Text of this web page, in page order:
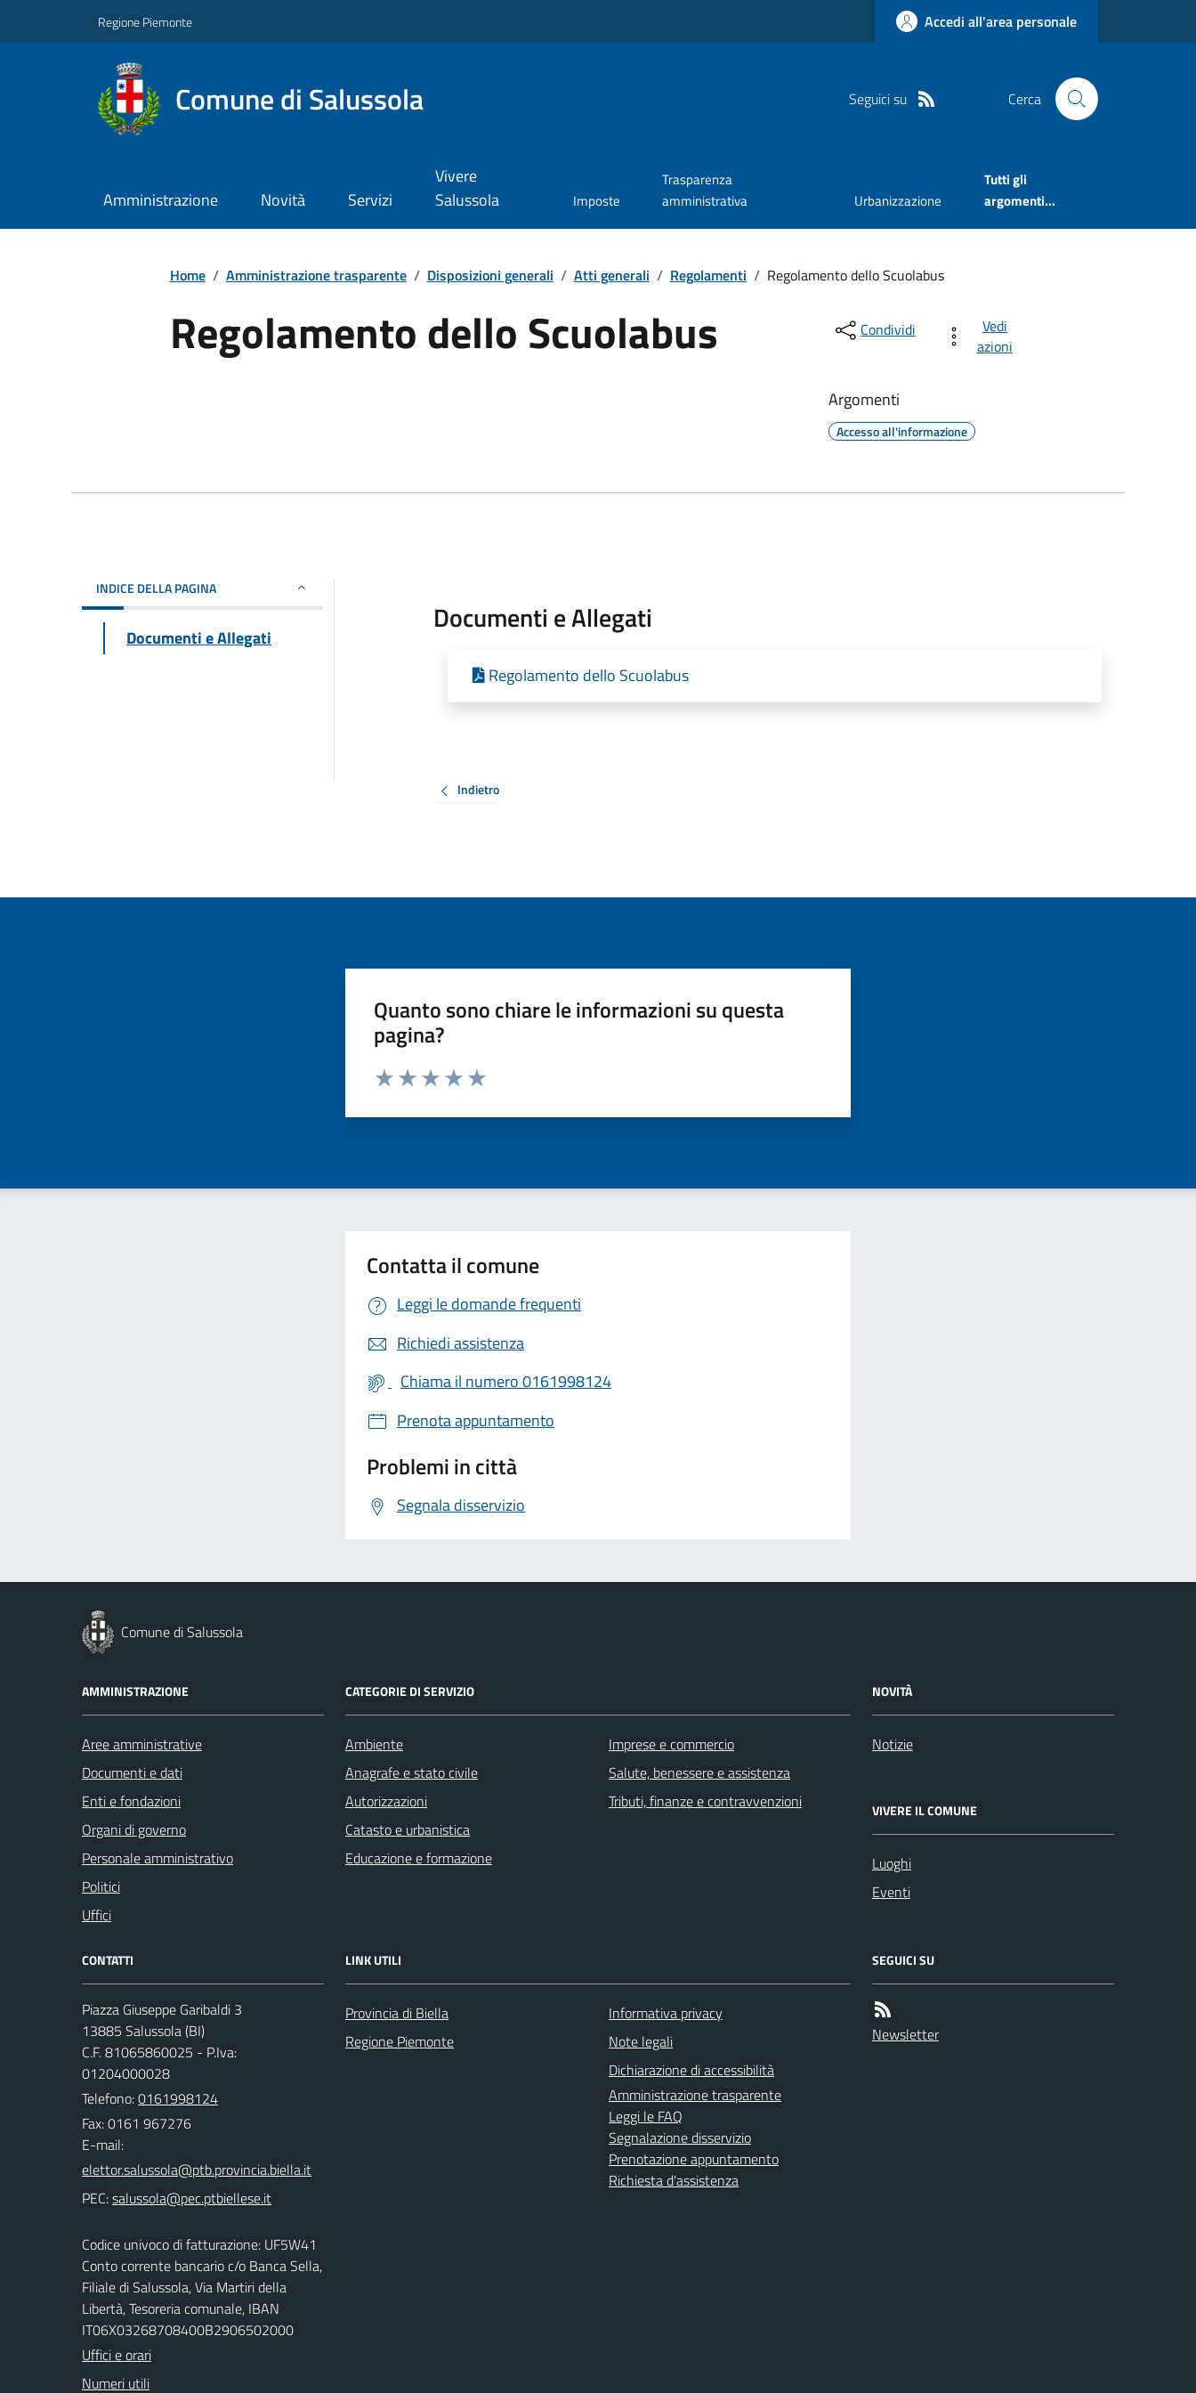
Regione Piemonte Accedi all'area personale
Comune di Salussola Seguici su Cerca
Amministrazione Novità Servizi
Vivere
Salussola
Imposte
Trasparenza
amministrativa
Urbanizzazione
Tutti gli
argomenti...
Home / Amministrazione trasparente / Disposizioni generali / Atti generali / Regolamenti / Regolamento dello Scuolabus
Regolamento dello Scuolabus Condividi
Vedi
azioni
Argomenti
Accesso all'informazione
INDICE DELLA PAGINA
Documenti e Allegati
Documenti e Allegati
Regolamento dello Scuolabus
Indietro
Quanto sono chiare le informazioni su questa
pagina?
Valuta da 1 a 5 stelle la pagina
Contatta il comune
Leggi le domande frequenti
Richiedi assistenza
Chiama il numero 0161998124
Prenota appuntamento
Problemi in città
Segnala disservizio
Comune di Salussola
AMMINISTRAZIONE
Aree amministrative
Documenti e dati
Enti e fondazioni
Organi di governo
Personale amministrativo
Politici
Uffici
CATEGORIE DI SERVIZIO
Ambiente
Anagrafe e stato civile
Autorizzazioni
Catasto e urbanistica
Educazione e formazione
Imprese e commercio
Salute, benessere e assistenza
Tributi, finanze e contravvenzioni
NOVITÀ
Notizie
VIVERE IL COMUNE
Luoghi
Eventi
CONTATTI
Piazza Giuseppe Garibaldi 3
13885 Salussola (BI)
C.F. 81065860025 - P.Iva:
01204000028
Telefono:0161998124
Fax: 0161 967276
E-mail:
PEC:
Codice univoco di fatturazione: UF5W41
Conto corrente bancario c/o Banca Sella,
Filiale di Salussola, Via Martiri della
Libertà, Tesoreria comunale, IBAN
IT06X03268708400B2906502000
Uffici e orari
Numeri utili
LINK UTILI
Provincia di Biella
Regione Piemonte
Informativa privacy
Note legali
Dichiarazione di accessibilità
Amministrazione trasparente
Leggi le FAQ
Segnalazione disservizio
Prenotazione appuntamento
Richiesta d'assistenza
SEGUICI SU
Newsletter